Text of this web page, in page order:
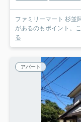
ファミリーマート 杉並
があるのもポイント。
る
アパート